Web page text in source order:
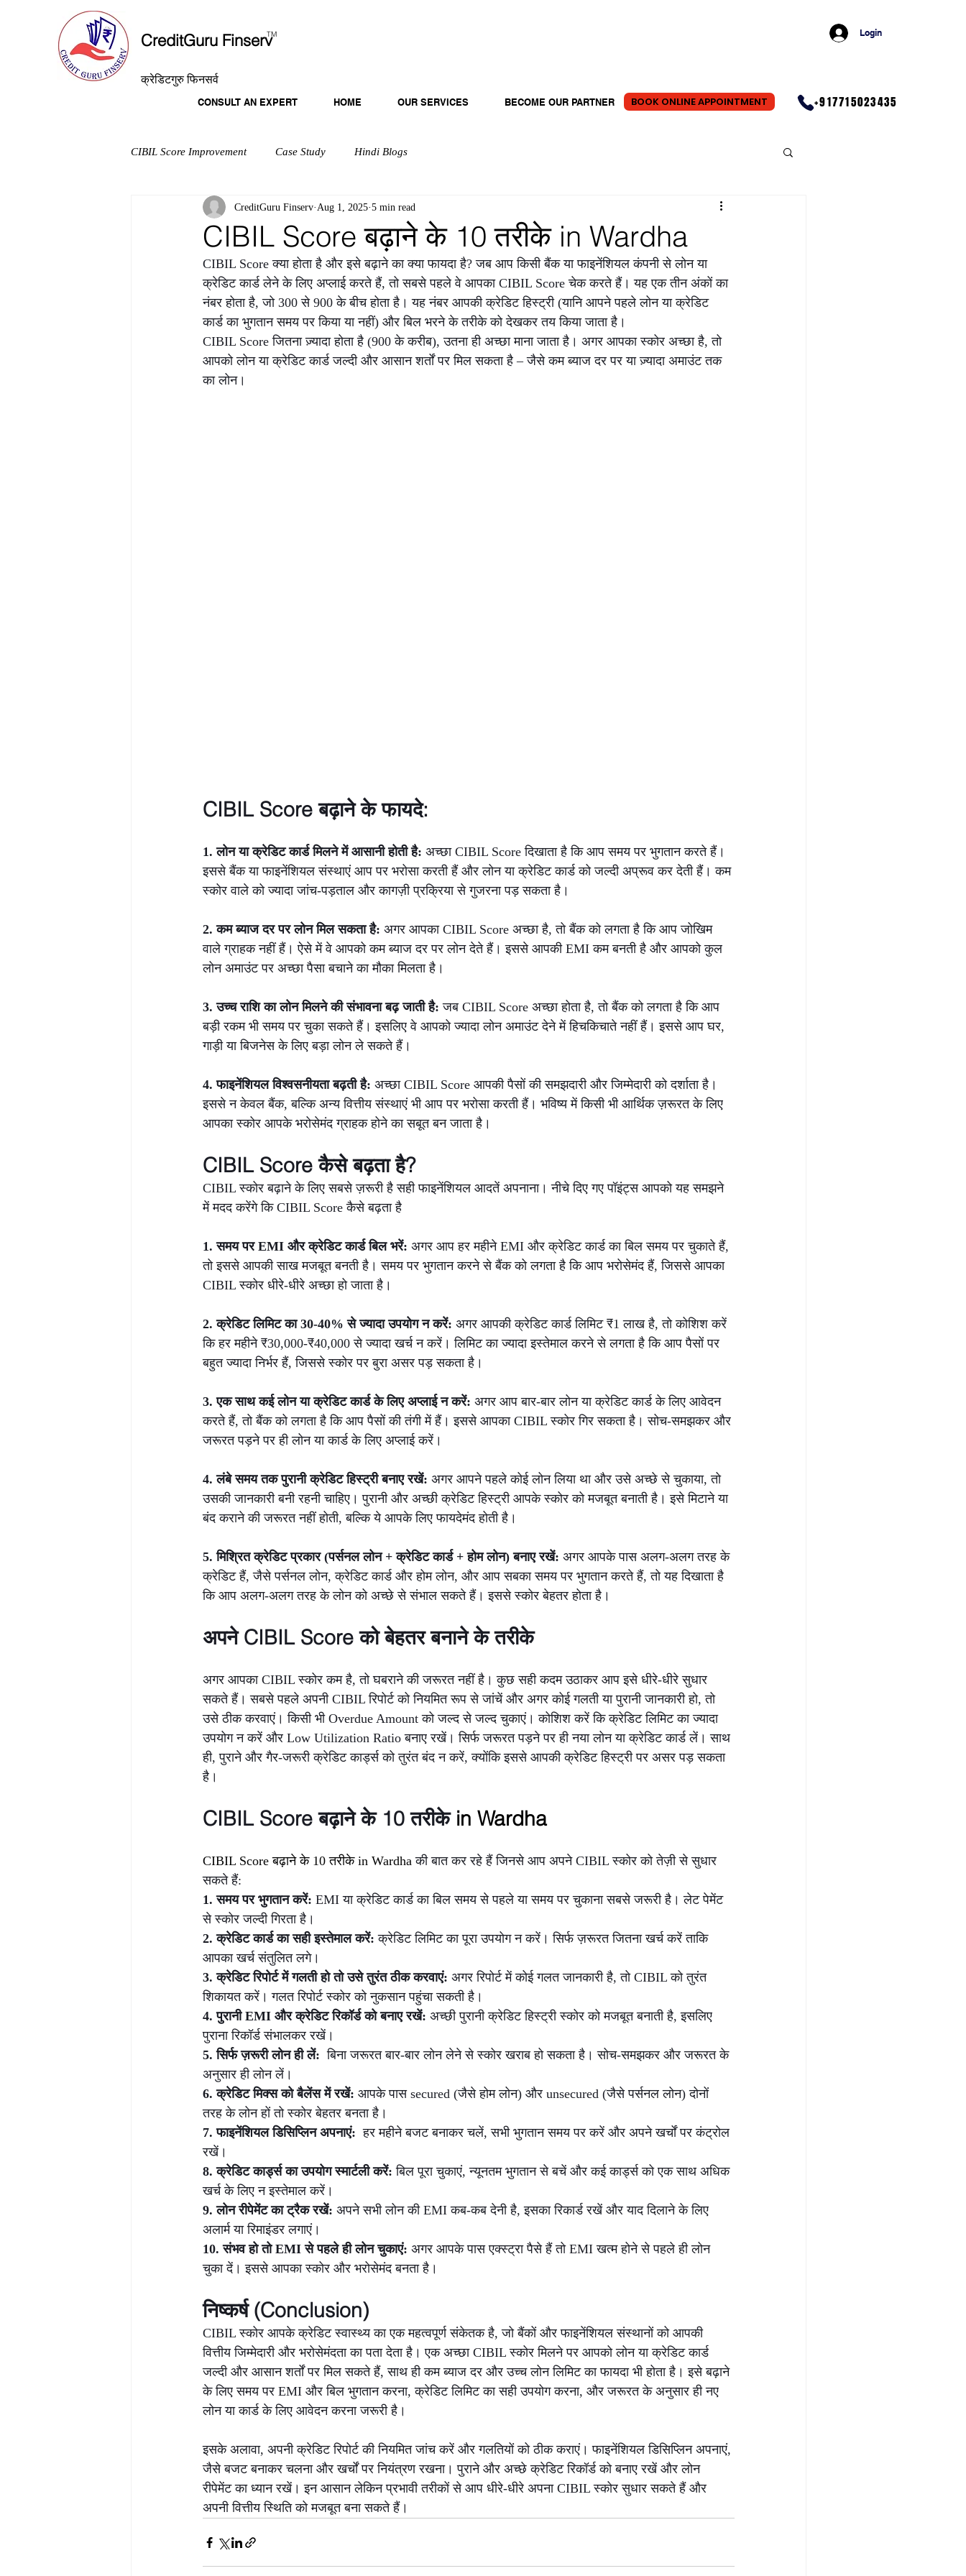
CreditGuru Finserv
TM
क्रेडिटगुरु फिनसर्व
Login
CONSULT AN EXPERT HOME OUR SERVICES BECOME OUR PARTNER BOOK ONLINE APPOINTMENT +917715023435
CIBIL Score Improvement Case Study Hindi Blogs
CIBIL Score बढ़ाने के 10 तरीके in Wardha
CreditGuru Finserv Aug 1, 2025 5 min read
CIBIL Score क्या होता है और इसे बढ़ाने का क्या फायदा है? जब आप किसी बैंक या फाइनेंशियल कंपनी से लोन या
क्रेडिट कार्ड लेने के लिए अप्लाई करते हैं, तो सबसे पहले वे आपका CIBIL Score चेक करते हैं। यह एक तीन अंकों का
नंबर होता है, जो 300 से 900 के बीच होता है। यह नंबर आपकी क्रेडिट हिस्ट्री (यानि आपने पहले लोन या क्रेडिट
कार्ड का भुगतान समय पर किया या नहीं) और बिल भरने के तरीके को देखकर तय किया जाता है।
CIBIL Score जितना ज़्यादा होता है (900 के करीब), उतना ही अच्छा माना जाता है। अगर आपका स्कोर अच्छा है, तो
आपको लोन या क्रेडिट कार्ड जल्दी और आसान शर्तों पर मिल सकता है – जैसे कम ब्याज दर पर या ज़्यादा अमाउंट तक
का लोन।
CIBIL Score बढ़ाने के फायदे:
1. लोन या क्रेडिट कार्ड मिलने में आसानी होती है: अच्छा CIBIL Score दिखाता है कि आप समय पर भुगतान करते हैं।
इससे बैंक या फाइनेंशियल संस्थाएं आप पर भरोसा करती हैं और लोन या क्रेडिट कार्ड को जल्दी अप्रूव कर देती हैं। कम
स्कोर वाले को ज्यादा जांच-पड़ताल और कागज़ी प्रक्रिया से गुजरना पड़ सकता है।
2. कम ब्याज दर पर लोन मिल सकता है: अगर आपका CIBIL Score अच्छा है, तो बैंक को लगता है कि आप जोखिम
वाले ग्राहक नहीं हैं। ऐसे में वे आपको कम ब्याज दर पर लोन देते हैं। इससे आपकी EMI कम बनती है और आपको कुल
लोन अमाउंट पर अच्छा पैसा बचाने का मौका मिलता है।
3. उच्च राशि का लोन मिलने की संभावना बढ़ जाती है: जब CIBIL Score अच्छा होता है, तो बैंक को लगता है कि आप
बड़ी रकम भी समय पर चुका सकते हैं। इसलिए वे आपको ज्यादा लोन अमाउंट देने में हिचकिचाते नहीं हैं। इससे आप घर,
गाड़ी या बिजनेस के लिए बड़ा लोन ले सकते हैं।
4. फाइनेंशियल विश्वसनीयता बढ़ती है: अच्छा CIBIL Score आपकी पैसों की समझदारी और जिम्मेदारी को दर्शाता है।
इससे न केवल बैंक, बल्कि अन्य वित्तीय संस्थाएं भी आप पर भरोसा करती हैं। भविष्य में किसी भी आर्थिक ज़रूरत के लिए
आपका स्कोर आपके भरोसेमंद ग्राहक होने का सबूत बन जाता है।
CIBIL Score कैसे बढ़ता है?
CIBIL स्कोर बढ़ाने के लिए सबसे ज़रूरी है सही फाइनेंशियल आदतें अपनाना। नीचे दिए गए पॉइंट्स आपको यह समझने
में मदद करेंगे कि CIBIL Score कैसे बढ़ता है
1. समय पर EMI और क्रेडिट कार्ड बिल भरें: अगर आप हर महीने EMI और क्रेडिट कार्ड का बिल समय पर चुकाते हैं,
तो इससे आपकी साख मजबूत बनती है। समय पर भुगतान करने से बैंक को लगता है कि आप भरोसेमंद हैं, जिससे आपका
CIBIL स्कोर धीरे-धीरे अच्छा हो जाता है।
2. क्रेडिट लिमिट का 30-40% से ज्यादा उपयोग न करें: अगर आपकी क्रेडिट कार्ड लिमिट ₹1 लाख है, तो कोशिश करें
कि हर महीने ₹30,000-₹40,000 से ज्यादा खर्च न करें। लिमिट का ज्यादा इस्तेमाल करने से लगता है कि आप पैसों पर
बहुत ज्यादा निर्भर हैं, जिससे स्कोर पर बुरा असर पड़ सकता है।
3. एक साथ कई लोन या क्रेडिट कार्ड के लिए अप्लाई न करें: अगर आप बार-बार लोन या क्रेडिट कार्ड के लिए आवेदन
करते हैं, तो बैंक को लगता है कि आप पैसों की तंगी में हैं। इससे आपका CIBIL स्कोर गिर सकता है। सोच-समझकर और
जरूरत पड़ने पर ही लोन या कार्ड के लिए अप्लाई करें।
4. लंबे समय तक पुरानी क्रेडिट हिस्ट्री बनाए रखें: अगर आपने पहले कोई लोन लिया था और उसे अच्छे से चुकाया, तो
उसकी जानकारी बनी रहनी चाहिए। पुरानी और अच्छी क्रेडिट हिस्ट्री आपके स्कोर को मजबूत बनाती है। इसे मिटाने या
बंद कराने की जरूरत नहीं होती, बल्कि ये आपके लिए फायदेमंद होती है।
5. मिश्रित क्रेडिट प्रकार (पर्सनल लोन + क्रेडिट कार्ड + होम लोन) बनाए रखें: अगर आपके पास अलग-अलग तरह के
क्रेडिट हैं, जैसे पर्सनल लोन, क्रेडिट कार्ड और होम लोन, और आप सबका समय पर भुगतान करते हैं, तो यह दिखाता है
कि आप अलग-अलग तरह के लोन को अच्छे से संभाल सकते हैं। इससे स्कोर बेहतर होता है।
अपने CIBIL Score को बेहतर बनाने के तरीके
अगर आपका CIBIL स्कोर कम है, तो घबराने की जरूरत नहीं है। कुछ सही कदम उठाकर आप इसे धीरे-धीरे सुधार
सकते हैं। सबसे पहले अपनी CIBIL रिपोर्ट को नियमित रूप से जांचें और अगर कोई गलती या पुरानी जानकारी हो, तो
उसे ठीक करवाएं। किसी भी Overdue Amount को जल्द से जल्द चुकाएं। कोशिश करें कि क्रेडिट लिमिट का ज्यादा
उपयोग न करें और Low Utilization Ratio बनाए रखें। सिर्फ जरूरत पड़ने पर ही नया लोन या क्रेडिट कार्ड लें। साथ
ही, पुराने और गैर-जरूरी क्रेडिट कार्ड्स को तुरंत बंद न करें, क्योंकि इससे आपकी क्रेडिट हिस्ट्री पर असर पड़ सकता
है।
CIBIL Score बढ़ाने के 10 तरीके in Wardha
CIBIL Score बढ़ाने के 10 तरीके in Wardha की बात कर रहे हैं जिनसे आप अपने CIBIL स्कोर को तेज़ी से सुधार
सकते हैं:
1. समय पर भुगतान करें: EMI या क्रेडिट कार्ड का बिल समय से पहले या समय पर चुकाना सबसे जरूरी है। लेट पेमेंट
से स्कोर जल्दी गिरता है।
2. क्रेडिट कार्ड का सही इस्तेमाल करें: क्रेडिट लिमिट का पूरा उपयोग न करें। सिर्फ ज़रूरत जितना खर्च करें ताकि
आपका खर्च संतुलित लगे।
3. क्रेडिट रिपोर्ट में गलती हो तो उसे तुरंत ठीक करवाएं: अगर रिपोर्ट में कोई गलत जानकारी है, तो CIBIL को तुरंत
शिकायत करें। गलत रिपोर्ट स्कोर को नुकसान पहुंचा सकती है।
4. पुरानी EMI और क्रेडिट रिकॉर्ड को बनाए रखें: अच्छी पुरानी क्रेडिट हिस्ट्री स्कोर को मजबूत बनाती है, इसलिए
पुराना रिकॉर्ड संभालकर रखें।
5. सिर्फ ज़रूरी लोन ही लें: बिना जरूरत बार-बार लोन लेने से स्कोर खराब हो सकता है। सोच-समझकर और जरूरत के
अनुसार ही लोन लें।
6. क्रेडिट मिक्स को बैलेंस में रखें: आपके पास secured (जैसे होम लोन) और unsecured (जैसे पर्सनल लोन) दोनों
तरह के लोन हों तो स्कोर बेहतर बनता है।
7. फाइनेंशियल डिसिप्लिन अपनाएं: हर महीने बजट बनाकर चलें, सभी भुगतान समय पर करें और अपने खर्चों पर कंट्रोल
रखें।
8. क्रेडिट कार्ड्स का उपयोग स्मार्टली करें: बिल पूरा चुकाएं, न्यूनतम भुगतान से बचें और कई कार्ड्स को एक साथ अधिक
खर्च के लिए न इस्तेमाल करें।
9. लोन रीपेमेंट का ट्रैक रखें: अपने सभी लोन की EMI कब-कब देनी है, इसका रिकार्ड रखें और याद दिलाने के लिए
अलार्म या रिमाइंडर लगाएं।
10. संभव हो तो EMI से पहले ही लोन चुकाएं: अगर आपके पास एक्स्ट्रा पैसे हैं तो EMI खत्म होने से पहले ही लोन
चुका दें। इससे आपका स्कोर और भरोसेमंद बनता है।
निष्कर्ष (Conclusion)
CIBIL स्कोर आपके क्रेडिट स्वास्थ्य का एक महत्वपूर्ण संकेतक है, जो बैंकों और फाइनेंशियल संस्थानों को आपकी
वित्तीय जिम्मेदारी और भरोसेमंदता का पता देता है। एक अच्छा CIBIL स्कोर मिलने पर आपको लोन या क्रेडिट कार्ड
जल्दी और आसान शर्तों पर मिल सकते हैं, साथ ही कम ब्याज दर और उच्च लोन लिमिट का फायदा भी होता है। इसे बढ़ाने
के लिए समय पर EMI और बिल भुगतान करना, क्रेडिट लिमिट का सही उपयोग करना, और जरूरत के अनुसार ही नए
लोन या कार्ड के लिए आवेदन करना जरूरी है।
इसके अलावा, अपनी क्रेडिट रिपोर्ट की नियमित जांच करें और गलतियों को ठीक कराएं। फाइनेंशियल डिसिप्लिन अपनाएं,
जैसे बजट बनाकर चलना और खर्चों पर नियंत्रण रखना। पुराने और अच्छे क्रेडिट रिकॉर्ड को बनाए रखें और लोन
रीपेमेंट का ध्यान रखें। इन आसान लेकिन प्रभावी तरीकों से आप धीरे-धीरे अपना CIBIL स्कोर सुधार सकते हैं और
अपनी वित्तीय स्थिति को मजबूत बना सकते हैं।